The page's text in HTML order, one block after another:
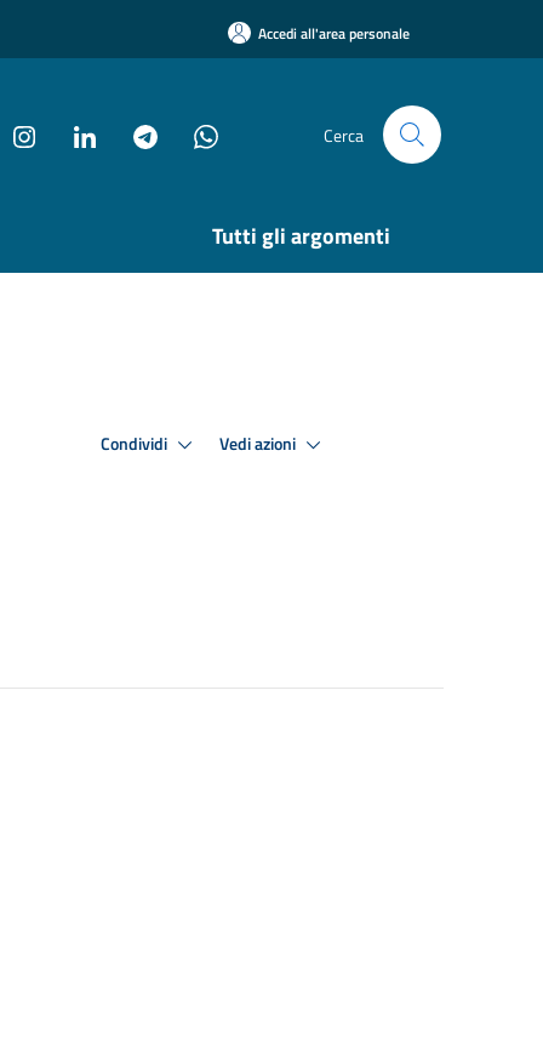
Accedi all'area personale
Cerca
Tutti gli argomenti
Condividi Vedi azioni